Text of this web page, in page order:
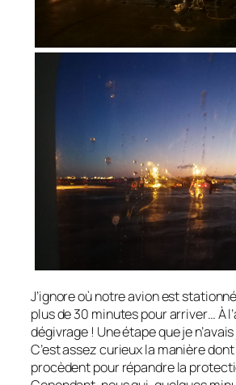
J’ignore où notre avion est
plus de 30 minutes pour arriver… À
dégivrage ! Une étape que je
C’est assez curieux la manière
procèdent pour répandre la